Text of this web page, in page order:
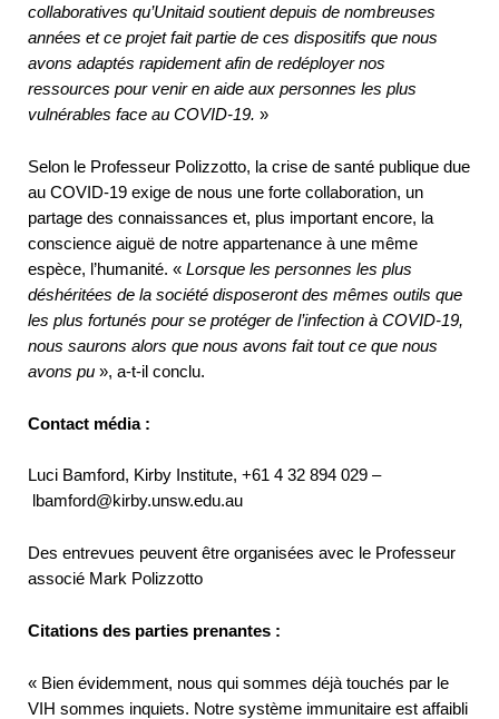
collaboratives qu’Unitaid soutient depuis de nombreuses
années et ce projet fait partie de ces dispositifs que nous
avons adaptés rapidement afin de redéployer nos
ressources pour venir en aide aux personnes les plus
vulnérables face au COVID-19. »
Selon le Professeur Polizzotto, la crise de santé publique due
au COVID-19 exige de nous une forte collaboration, un
partage des connaissances et, plus important encore, la
conscience aiguë de notre appartenance à une même
espèce, l’humanité. « Lorsque les personnes les plus
déshéritées de la société disposeront des mêmes outils que
les plus fortunés pour se protéger de l’infection à COVID-19,
nous saurons alors que nous avons fait tout ce que nous
avons pu », a-t-il conclu.
Contact média :
Luci Bamford, Kirby Institute, +61 4 32 894 029 –
lbamford@kirby.unsw.edu.au
Des entrevues peuvent être organisées avec le Professeur
associé Mark Polizzotto
Citations des parties prenantes :
« Bien évidemment, nous qui sommes déjà touchés par le
VIH sommes inquiets. Notre système immunitaire est affaibli